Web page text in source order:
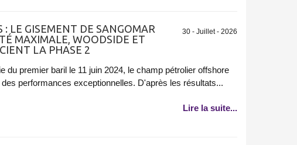
30 - Juillet - 2026
: LE GISEMENT DE SANGOMAR
MAXIMALE, WOODSIDE ET
LA PHASE 2
du premier baril le 11 juin 2024, le champ pétrolier offshore
performances exceptionnelles. D'après les résultats...
Lire la suite...